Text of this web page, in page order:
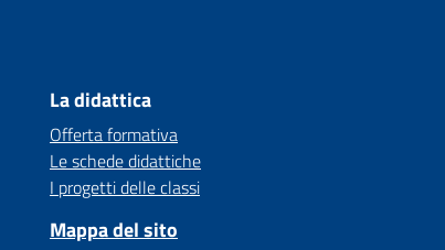
La didattica
Offerta formativa
Le schede didattiche
I progetti delle classi
Mappa del sito